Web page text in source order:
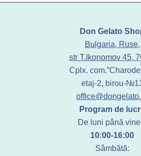
Don Gelato
Bulgaria, Ruse,
str T.Ikonomov 45,
Cplx.
etaj-2, birou-
Program de
De luni până
10:00-16:00
Sâmbătă: